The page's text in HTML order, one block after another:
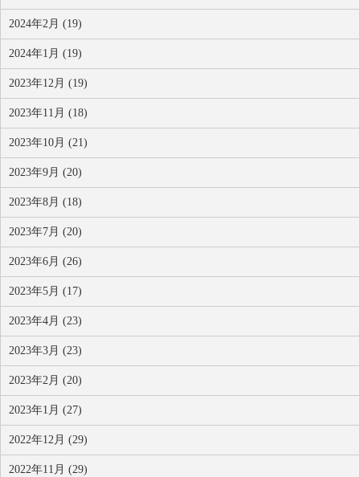
2024年2月 (19)
2024年1月 (19)
2023年12月 (19)
2023年11月 (18)
2023年10月 (21)
2023年9月 (20)
2023年8月 (18)
2023年7月 (20)
2023年6月 (26)
2023年5月 (17)
2023年4月 (23)
2023年3月 (23)
2023年2月 (20)
2023年1月 (27)
2022年12月 (29)
2022年11月 (29)